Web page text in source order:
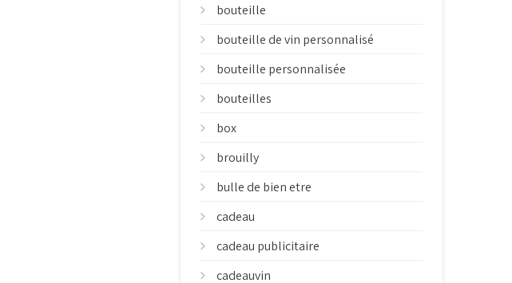
bouteille
bouteille de vin personnalisé
bouteille personnalisée
bouteilles
box
brouilly
bulle de bien etre
cadeau
cadeau publicitaire
cadeauvin